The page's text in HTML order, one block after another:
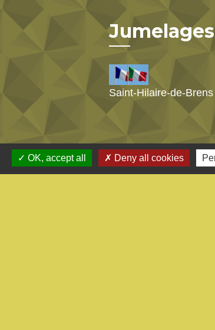
Jumelages
Saint-Hilaire-de-
OK, accept all Deny all cookies